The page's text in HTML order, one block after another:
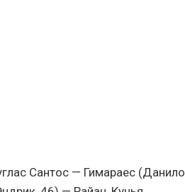
Сантос — Гимараес (Данило